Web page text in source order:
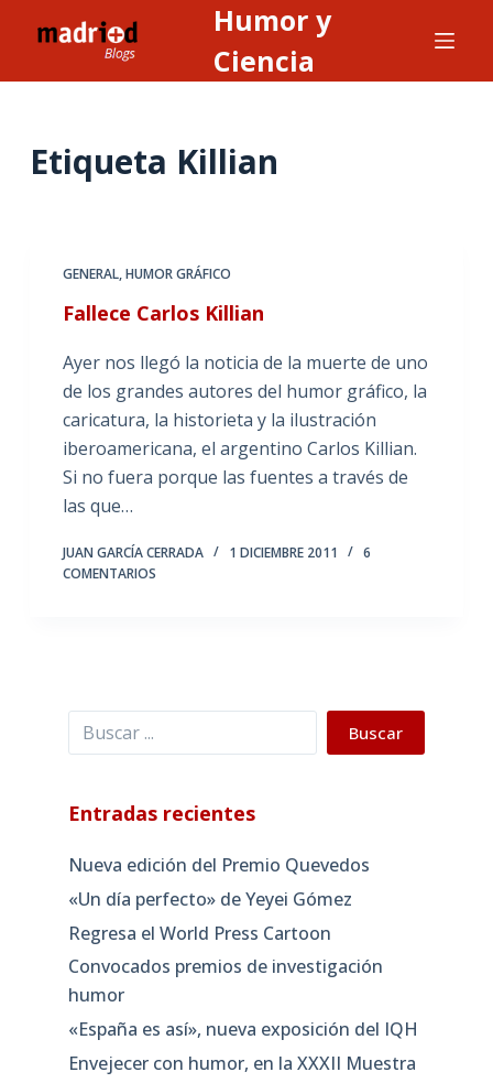
l
Humor y
Ciencia
Etiqueta Killian
GENERAL,HUMOR GRÁFICO
Fallece Carlos Killian
Ayer nos llegó la noticia de la muerte de uno
de los grandes autores del humor gráfico, la
caricatura, la historieta y la ilustración
iberoamericana, el argentino Carlos Killian.
Si no fuera porque las fuentes a través de
las que…
JUAN GARCÍA CERRADA 1 DICIEMBRE 2011
6
COMENTARIOS
Buscar Buscar
Entradas recientes
Nueva edición del Premio Quevedos
«Un día perfecto» de Yeyei Gómez
Regresa el World Press Cartoon
Convocados premios de investigación
humor
«España es así», nueva exposición del IQH
Envejecer con humor, en la XXXII Muestra